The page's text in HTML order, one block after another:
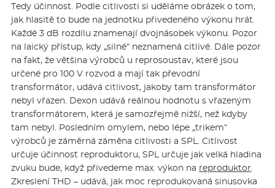
Tedy účinnost. Podle citlivosti si uděláme obrázek o tom,
jak hlasitě to bude na jednotku přivedeného výkonu hrát.
Každé 3 dB rozdílu znamenají dvojnásobek výkonu. Pozor
na laický přístup, kdy „silné“ neznamená citlivé. Dále pozor
na fakt, že většina výrobců u reprosoustav, které jsou
určené pro 100 V rozvod a mají tak převodní
transformátor, udává citlivost, jakoby tam transformátor
nebyl vřazen. Dexon udává reálnou hodnotu s vřazeným
transformátorem, která je samozřejmě nižší, než kdyby
tam nebyl. Posledním omylem, nebo lépe „trikem“
výrobců je záměrná záměna citlivosti a SPL. Citlivost
určuje účinnost reproduktoru, SPL určuje jak velká hladina
zvuku bude, když přivedeme max. výkon na reproduktor.
Zkreslení THD – udává, jak moc reprodukovaná sinusovka